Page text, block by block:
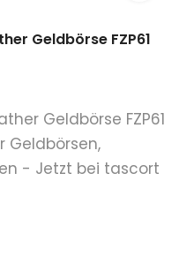
Geldbörse FZP61
Geldbörse FZP61
Geldbörsen,
- Jetzt bei tascort